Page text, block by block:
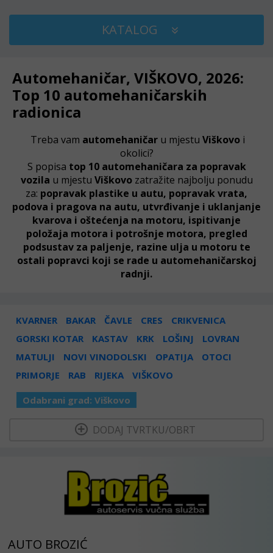
KATALOG
Automehaničar, VIŠKOVO, 2026:
Top 10 automehaničarskih
radionica
Treba vam automehaničar u mjestu Viškovo i
okolici?
S popisa top 10 automehaničara za popravak
vozila u mjestu Viškovo zatražite najbolju ponudu
za: popravak plastike u autu, popravak vrata,
podova i pragova na autu, utvrđivanje i uklanjanje
kvarova i oštećenja na motoru, ispitivanje
položaja motora i potrošnje motora, pregled
podsustav za paljenje, razine ulja u motoru te
ostali popravci koji se rade u automehaničarskoj
radnji.
KVARNER BAKAR ČAVLE CRES
CRIKVENICA
GORSKI KOTAR
KASTAV KRK LOŠINJ
LOVRAN
MATULJI
NOVI VINODOLSKI OPATIJA
OTOCI
PRIMORJE
RAB RIJEKA VIŠKOVO
Odabrani grad: Viškovo
DODAJ TVRTKU/OBRT
AUTO BROZIĆ